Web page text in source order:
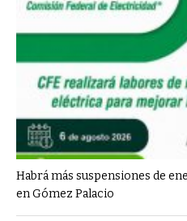
Habrá más suspensiones de
en Gómez Palacio